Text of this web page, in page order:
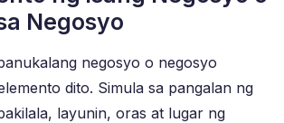
Negosyo
negosyo o negosyo
dito. Simula sa pangalan ng
layunin, oras at lugar ng